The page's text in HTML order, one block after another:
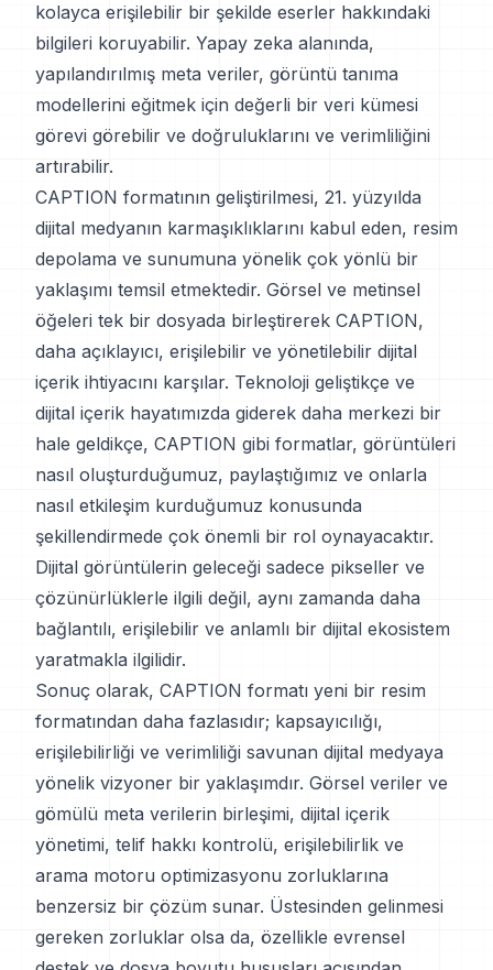
kolayca erişilebilir bir şekilde eserler hakkındaki
bilgileri koruyabilir. Yapay zeka alanında,
yapılandırılmış meta veriler, görüntü tanıma
modellerini eğitmek için değerli bir veri kümesi
görevi görebilir ve doğruluklarını ve verimliliğini
artırabilir.
CAPTION formatının geliştirilmesi, 21. yüzyılda
dijital medyanın karmaşıklıklarını kabul eden, resim
depolama ve sunumuna yönelik çok yönlü bir
yaklaşımı temsil etmektedir. Görsel ve metinsel
öğeleri tek bir dosyada birleştirerek CAPTION,
daha açıklayıcı, erişilebilir ve yönetilebilir dijital
içerik ihtiyacını karşılar. Teknoloji geliştikçe ve
dijital içerik hayatımızda giderek daha merkezi bir
hale geldikçe, CAPTION gibi formatlar, görüntüleri
nasıl oluşturduğumuz, paylaştığımız ve onlarla
nasıl etkileşim kurduğumuz konusunda
şekillendirmede çok önemli bir rol oynayacaktır.
Dijital görüntülerin geleceği sadece pikseller ve
çözünürlüklerle ilgili değil, aynı zamanda daha
bağlantılı, erişilebilir ve anlamlı bir dijital ekosistem
yaratmakla ilgilidir.
Sonuç olarak, CAPTION formatı yeni bir resim
formatından daha fazlasıdır; kapsayıcılığı,
erişilebilirliği ve verimliliği savunan dijital medyaya
yönelik vizyoner bir yaklaşımdır. Görsel veriler ve
gömülü meta verilerin birleşimi, dijital içerik
yönetimi, telif hakkı kontrolü, erişilebilirlik ve
arama motoru optimizasyonu zorluklarına
benzersiz bir çözüm sunar. Üstesinden gelinmesi
gereken zorluklar olsa da, özellikle evrensel